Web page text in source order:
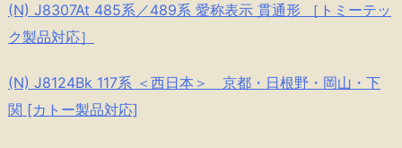
(N) J8307At 485系／489系 愛称表示 貫通形 ［トミーテッ
ク製品対応］
(N) J8124Bk 117系 ＜西日本＞ 京都・日根野・岡山・下
関 [カトー製品対応]